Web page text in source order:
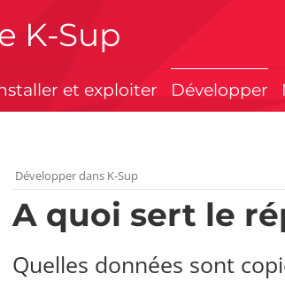
K-Sup
et exploiter Développer
Développer dans K-Sup
A quoi sert le
Quelles données sont